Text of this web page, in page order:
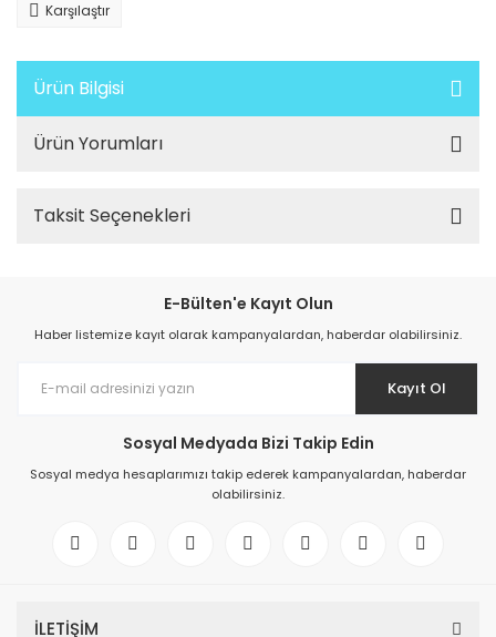
Karşılaştır
Ürün Bilgisi
Ürün Yorumları
Taksit Seçenekleri
E-Bülten'e Kayıt Olun
Haber listemize kayıt olarak kampanyalardan, haberdar olabilirsiniz.
Kayıt Ol
Sosyal Medyada Bizi Takip Edin
Sosyal medya hesaplarımızı takip ederek kampanyalardan, haberdar
olabilirsiniz.
İLETİŞİM